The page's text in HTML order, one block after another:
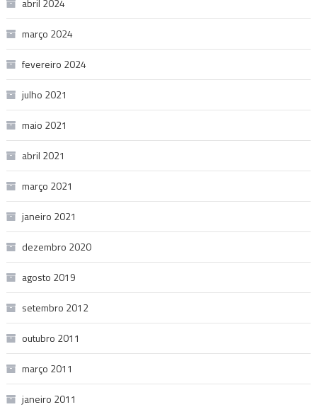
abril 2024
março 2024
fevereiro 2024
julho 2021
maio 2021
abril 2021
março 2021
janeiro 2021
dezembro 2020
agosto 2019
setembro 2012
outubro 2011
março 2011
janeiro 2011